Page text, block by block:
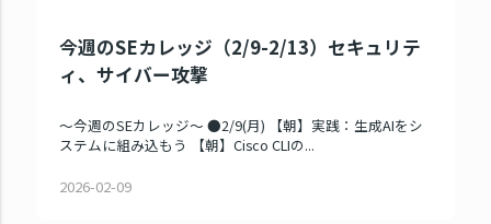
今週のSEカレッジ（2/9-2/13）セキュリテ
ィ、サイバー攻撃
～今週のSEカレッジ～ ●2/9(月) 【朝】実践：生成AIをシ
ステムに組み込もう 【朝】Cisco CLIの...
2026-02-09